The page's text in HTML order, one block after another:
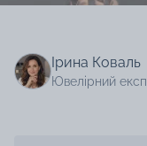
Ірина Коваль
Ювелірний